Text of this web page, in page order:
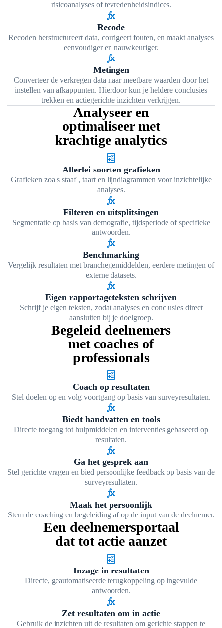
risicoanalyses of tevredenheidsindices.
function
Recode
Recoden herstructureert data, corrigeert fouten, en maakt analyses
eenvoudiger en nauwkeuriger.
function
Metingen
Converteer de verkregen data naar meetbare waarden door het
instellen van afkappunten. Hierdoor kun je heldere conclusies
trekken en actiegerichte inzichten verkrijgen.
Analyseer en
optimaliseer met
krachtige analytics
calculate
Allerlei soorten grafieken
Grafieken zoals staaf , taart en lijndiagrammen voor inzichtelijke
analyses.
function
Filteren en uitsplitsingen
Segmentatie op basis van demografie, tijdsperiode of specifieke
antwoorden.
function
Benchmarking
Vergelijk resultaten met branchegemiddelden, eerdere metingen of
externe datasets.
function
Eigen rapportageteksten schrijven
Schrijf je eigen teksten, zodat analyses en conclusies direct
aansluiten bij je doelgroep.
Begeleid deelnemers
met coaches of
professionals
calculate
Coach op resultaten
Stel doelen op en volg voortgang op basis van surveyresultaten.
function
Biedt handvatten en tools
Directe toegang tot hulpmiddelen en interventies gebaseerd op
resultaten.
function
Ga het gesprek aan
Stel gerichte vragen en bied persoonlijke feedback op basis van de
surveyresultaten.
function
Maak het persoonlijk
Stem de coaching en begeleiding af op de input van de deelnemer.
Een deelnemersportaal
dat tot actie aanzet
calculate
Inzage in resultaten
Directe, geautomatiseerde terugkoppeling op ingevulde
antwoorden.
function
Zet resultaten om in actie
Gebruik de inzichten uit de resultaten om gerichte stappen te